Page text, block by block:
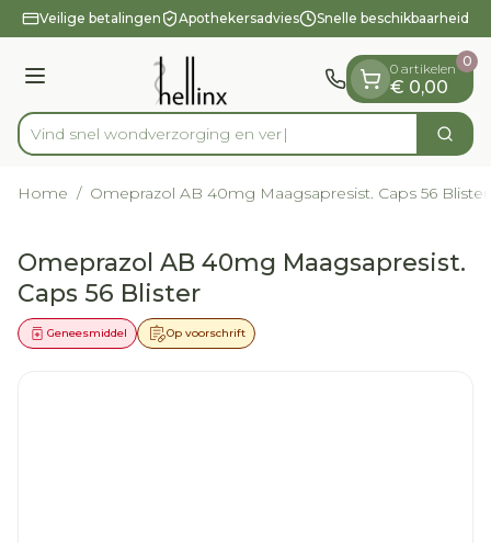
Ga naar de inhoud
1 van 1
Veilige betalingen Apothekersadvies Snelle beschikbaarheid
Menu
Product, merk, categorie...
Vind snel wondverzorg Zoek
0 artikelen
€ 0,00
0
Home / Omeprazol AB 40mg Maagsapresist. Caps 56 Blister
Omeprazol AB 40mg Maagsapresist.
Caps 56 Blister
Op voorschrift
Geneesmiddel